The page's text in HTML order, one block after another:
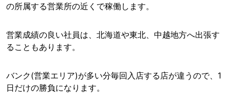
の所属する営業所の近くで稼働します。
営業成績の良い社員は、北海道や東北、中越地方へ出張す
ることもあります。
バンク(営業エリア)が多い分毎回入店する店が違うので、1
日だけの勝負になります。